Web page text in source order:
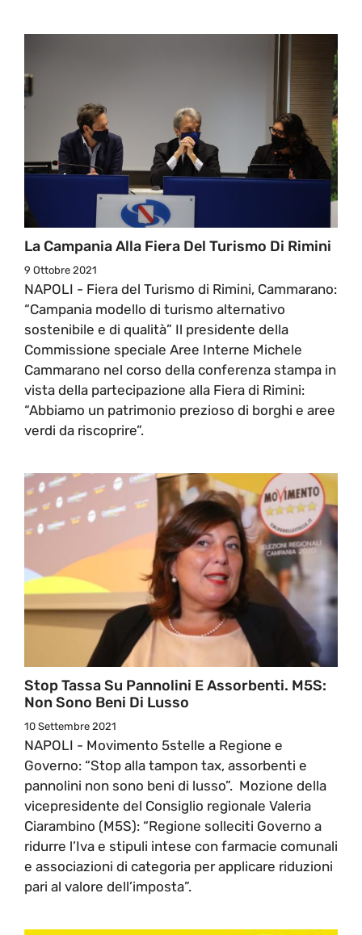
La Campania Alla Fiera Del Turismo Di Rimini
9 Ottobre 2021
NAPOLI - Fiera del Turismo di Rimini, Cammarano:
“Campania modello di turismo alternativo
sostenibile e di qualità” Il presidente della
Commissione speciale Aree Interne Michele
Cammarano nel corso della conferenza stampa in
vista della partecipazione alla Fiera di Rimini:
“Abbiamo un patrimonio prezioso di borghi e aree
verdi da riscoprire”.
Stop Tassa Su Pannolini E Assorbenti. M5S:
Non Sono Beni Di Lusso
10 Settembre 2021
NAPOLI - Movimento 5stelle a Regione e
Governo: “Stop alla tampon tax, assorbenti e
pannolini non sono beni di lusso”. Mozione della
vicepresidente del Consiglio regionale Valeria
Ciarambino (M5S): “Regione solleciti Governo a
ridurre l’Iva e stipuli intese con farmacie comunali
e associazioni di categoria per applicare riduzioni
pari al valore dell’imposta”.